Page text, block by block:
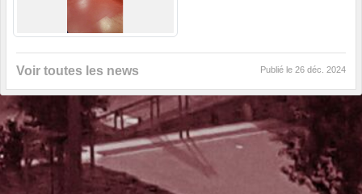
Voir toutes les news Publié le 26 déc. 2024